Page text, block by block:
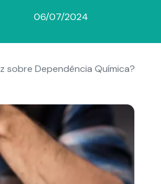
06/07/2024
sobre Dependência Química?